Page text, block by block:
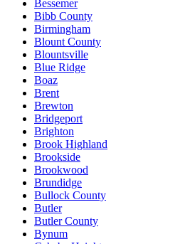
Bessemer
Bibb County
Birmingham
Blount County
Blountsville
Blue Ridge
Boaz
Brent
Brewton
Bridgeport
Brighton
Brook Highland
Brookside
Brookwood
Brundidge
Bullock County
Butler
Butler County
Bynum